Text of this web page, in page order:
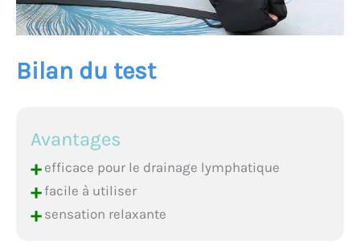
Bilan du test
Avantages
+efficace pour le drainage lymphatique
+facile à utiliser
+sensation relaxante